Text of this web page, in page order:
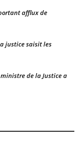
afflux de
justice saisit les
de la Justice a